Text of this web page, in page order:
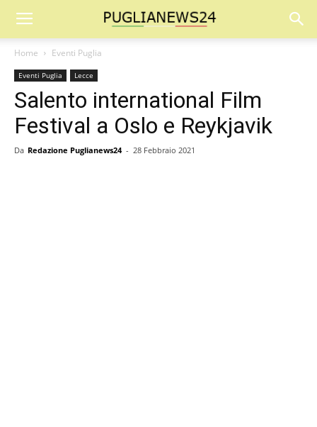
Home Eventi Puglia
Eventi Puglia Lecce
Salento international Film
Festival a Oslo e Reykjavik
Da Redazione Puglianews24 - 28 Febbraio 2021